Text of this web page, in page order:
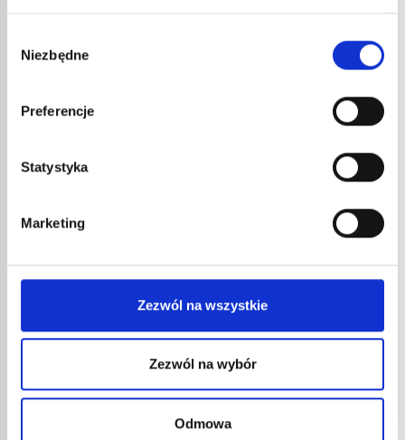
zgody
Niezbędne
Preferencje
Statystyka
Marketing
Zezwól na wszystkie
Zezwól na wybór
Odmowa